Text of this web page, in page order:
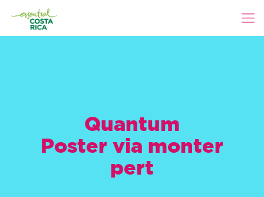
Quantum
Poster via monter
pert